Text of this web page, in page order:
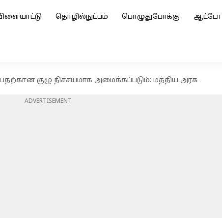
தொழில்நுட்பம் பொழுதுபோக்கு ஆட்டோ
குழு நிச்சயமாக அமைக்கப்படும்: மத்திய அரசு
ADVERTISEMENT